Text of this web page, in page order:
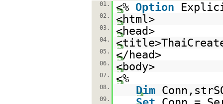
01. <% Option
02. <html>
03. <head>
04.
05. </head>
06. <body>
07. <%
08. Dim
09.